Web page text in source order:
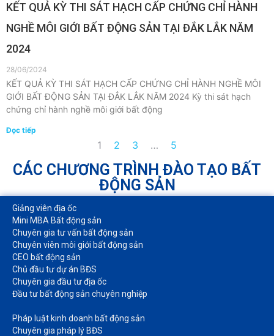
KẾT QUẢ KỲ THI SÁT HẠCH CẤP CHỨNG CHỈ HÀNH
NGHỀ MÔI GIỚI BẤT ĐỘNG SẢN TẠI ĐẮK LẮK NĂM
2024
28/06/2024
KẾT QUẢ KỲ THI SÁT HẠCH CẤP CHỨNG CHỈ HÀNH NGHỀ MÔI
GIỚI BẤT ĐỘNG SẢN TẠI ĐẮK LẮK NĂM 2024 Kỳ thi sát hạch
chứng chỉ hành nghề môi giới bất động
Đọc tiếp
1 2 3 … 5
CÁC CHƯƠNG TRÌNH ĐÀO TẠO BẤT
ĐỘNG SẢN
Giảng viên địa ốc
Mini MBA Bất động sản
Chuyên gia tư vấn bất động sản
Chuyên viên môi giới bất động sản​
CEO bất động sản
Chủ đầu tư dự án BĐS
Chuyên gia đầu tư địa ốc​
Đầu tư bất động sản chuyên nghiệp
Pháp luật kinh doanh bất động sản​
Chuyên gia pháp lý BĐS